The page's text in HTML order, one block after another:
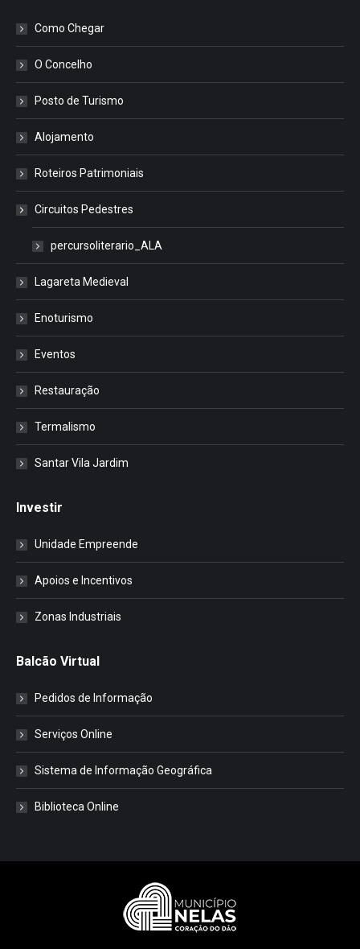
Como Chegar
O Concelho
Posto de Turismo
Alojamento
Roteiros Patrimoniais
Circuitos Pedestres
percursoliterario_ALA
Lagareta Medieval
Enoturismo
Eventos
Restauração
Termalismo
Santar Vila Jardim
Investir
Unidade Empreende
Apoios e Incentivos
Zonas Industriais
Balcão Virtual
Pedidos de Informação
Serviços Online
Sistema de Informação Geográfica
Biblioteca Online